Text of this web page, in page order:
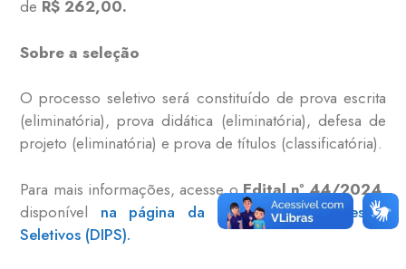
de R$ 262,00.
Sobre a seleção
O processo seletivo será constituído de prova escrita
(eliminatória), prova didática (eliminatória), defesa de
projeto (eliminatória) e prova de títulos (classificatória).
Para mais informações, acesse oEdital nº 44/2024,
disponível na página da Diretoria de Processos
Seletivos (DIPS).